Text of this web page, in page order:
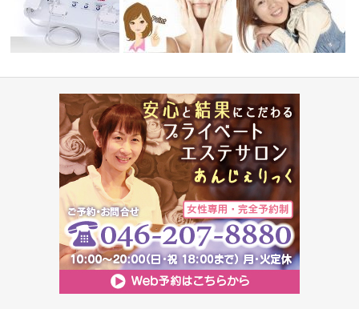
肌年齢を巻き戻し！ ポレーシ
ョンフェイ…
美肌作りの秘訣
キッズ脱毛（保護者の方
験付！）